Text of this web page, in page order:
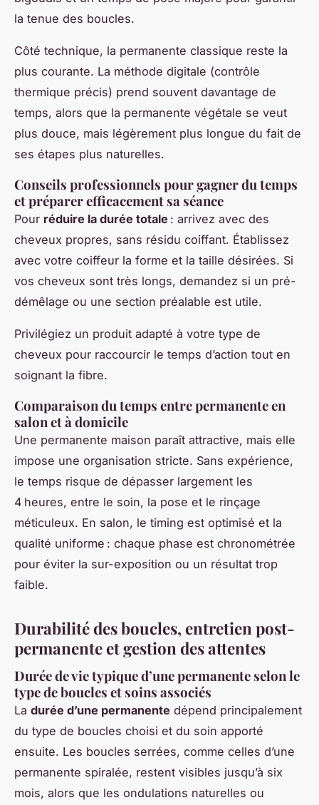
la tenue des boucles.
Côté technique, la permanente classique reste la
plus courante. La méthode digitale (contrôle
thermique précis) prend souvent davantage de
temps, alors que la permanente végétale se veut
plus douce, mais légèrement plus longue du fait de
ses étapes plus naturelles.
Conseils professionnels pour gagner du temps
et préparer efficacement sa séance
Pour réduire la durée totale : arrivez avec des
cheveux propres, sans résidu coiffant. Établissez
avec votre coiffeur la forme et la taille désirées. Si
vos cheveux sont très longs, demandez si un pré-
démêlage ou une section préalable est utile.
Privilégiez un produit adapté à votre type de
cheveux pour raccourcir le temps d’action tout en
soignant la fibre.
Comparaison du temps entre permanente en
salon et à domicile
Une permanente maison paraît attractive, mais elle
impose une organisation stricte. Sans expérience,
le temps risque de dépasser largement les
4 heures, entre le soin, la pose et le rinçage
méticuleux. En salon, le timing est optimisé et la
qualité uniforme : chaque phase est chronométrée
pour éviter la sur-exposition ou un résultat trop
faible.
Durabilité des boucles, entretien post-
permanente et gestion des attentes
Durée de vie typique d’une permanente selon le
type de boucles et soins associés
La durée d’une permanente dépend principalement
du type de boucles choisi et du soin apporté
ensuite. Les boucles serrées, comme celles d’une
permanente spiralée, restent visibles jusqu’à six
mois, alors que les ondulations naturelles ou